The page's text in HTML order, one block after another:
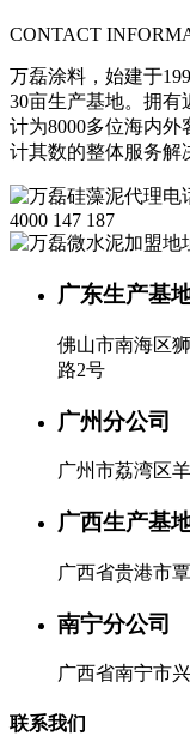
CONTACT
万磊涂料，始建于
30亩生产基地。拥有
计为8000多位海内
计其数的整体服务解
4000 147 187
广东生产基
佛山市南海区
路2号
广州分公司
广州市荔湾区
广西生产基
广西省贵港市
南宁分公司
广西省南宁市
联系我们